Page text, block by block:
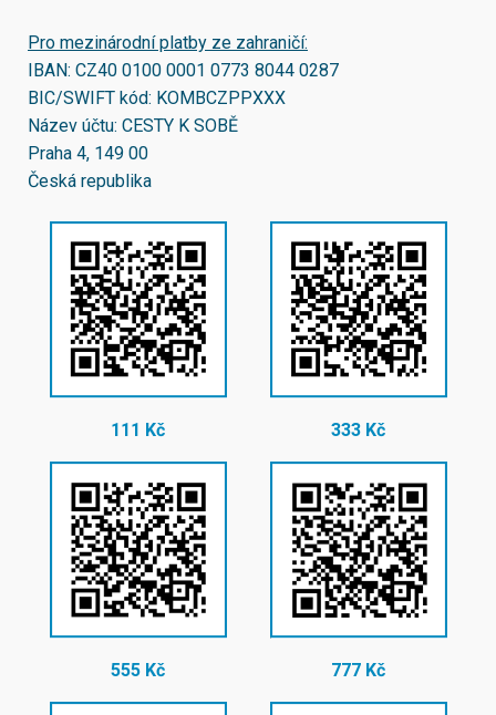
Pro mezinárodní platby ze zahraničí:
IBAN: CZ40 0100 0001 0773 8044 0287
BIC/SWIFT kód: KOMBCZPPXXX
Název účtu: CESTY K SOBĚ
Praha 4, 149 00
Česká republika
111 Kč 333 Kč
555 Kč 777 Kč